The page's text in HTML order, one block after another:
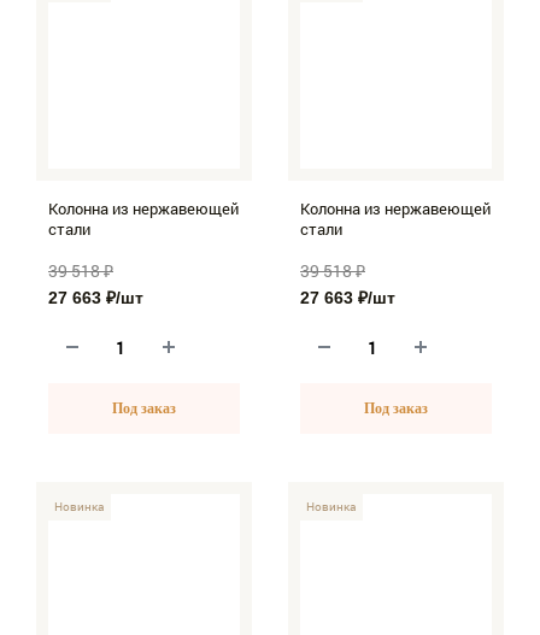
Колонна из нержавеющей
стали
39 518 ₽
27 663 ₽/шт
Под заказ
Колонна из нержавеющей
стали
39 518 ₽
27 663 ₽/шт
Под заказ
-30%
Новинка -30%
Новинка